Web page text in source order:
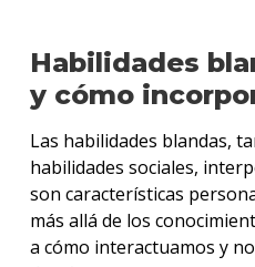
Habilidades
y cómo
Las habilidades blandas,
habilidades sociales,
son características
más allá de los
a cómo interactuamos y